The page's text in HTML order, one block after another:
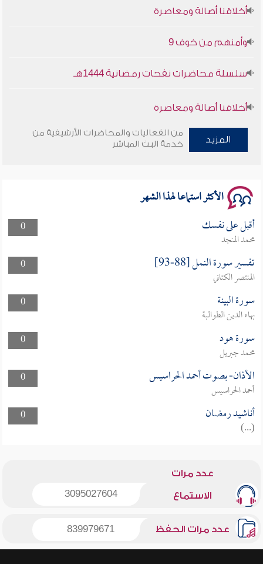
أخلاقنا أصالة ومعاصرة
وأمنهم من خوف 9
سلسلة محاضرات نفحات رمضانية 1444هـ
أخلاقنا أصالة ومعاصرة
وأمنهم من خوف 9
المزيد
من الفعاليات والمحاضرات الأرشيفية من
خدمة البث المباشر
الأكثر استماعا لهذا الشهر
0 أقبل على نفسك
محمد المنجد
0
تفسير سورة النمل [88-93]
المنتصر الكتاني
0
سورة البينة
بهاء الدين الطوالبة
0
سورة هود
محمد جبريل
0
الأذان- بصوت أحمد الحراسيس
أحمد الحراسيس
0
أناشيد رمضان
(...)
عدد مرات
الاستماع 3095027604
عدد مرات الحفظ 839979671